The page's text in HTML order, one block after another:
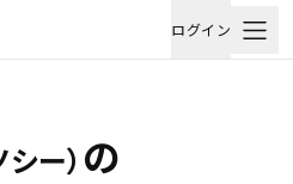
ログイン
シー） の